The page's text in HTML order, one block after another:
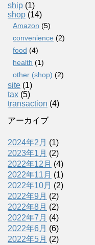
ship (1)
shop (14)
Amazon (5)
convenience (2)
food (4)
health (1)
other (shop) (2)
site (1)
tax (5)
transaction (4)
アーカイブ
2024年2月 (1)
2023年1月 (2)
2022年12月 (4)
2022年11月 (1)
2022年10月 (2)
2022年9月 (2)
2022年8月 (2)
2022年7月 (4)
2022年6月 (6)
2022年5月 (2)